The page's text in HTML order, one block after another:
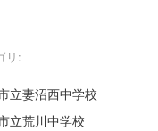
リ:
立妻沼西中学校
立荒川中学校